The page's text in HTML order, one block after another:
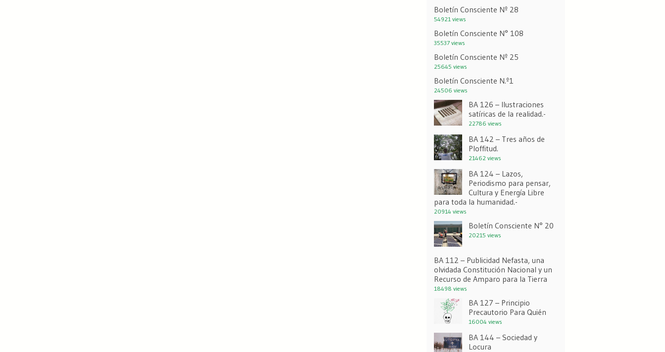
Boletín Consciente Nº 28
54921 views
Boletín Consciente N° 108
35537 views
Boletín Consciente Nº 25
25645 views
Boletín Consciente N.º1
24506 views
BA 126 – Ilustraciones
satíricas de la realidad.-
22786 views
BA 142 – Tres años de
Ploffitud.
21462 views
BA 124 – Lazos,
Periodismo para pensar,
Cultura y Energía Libre
para toda la humanidad.-
20914 views
Boletín Consciente N° 20
20215 views
BA 112 – Publicidad Nefasta, una
olvidada Constitución Nacional y un
Recurso de Amparo para la Tierra
18498 views
BA 127 – Principio
Precautorio Para Quién
16004 views
BA 144 – Sociedad y
Locura